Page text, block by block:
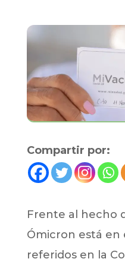
Compartir por:
Frente al hecho
Ómicron está en
referidos en la